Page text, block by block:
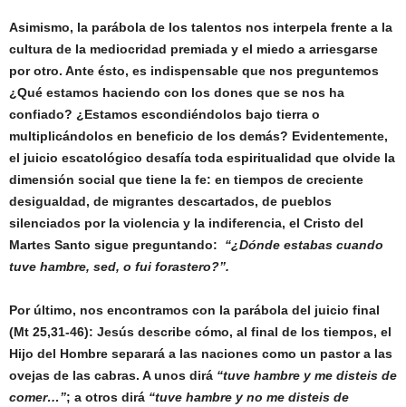
Asimismo, la parábola de los talentos nos interpela frente a la
cultura de la mediocridad premiada y el miedo a arriesgarse
por otro. Ante ésto, es indispensable que nos preguntemos
¿Qué estamos haciendo con los dones que se nos ha
confiado? ¿Estamos escondiéndolos bajo tierra o
multiplicándolos en beneficio de los demás? Evidentemente,
el juicio escatológico desafía toda espiritualidad que olvide la
dimensión social que tiene la fe: en tiempos de creciente
desigualdad, de migrantes descartados, de pueblos
silenciados por la violencia y la indiferencia, el Cristo del
Martes Santo sigue preguntando:
“¿Dónde estabas cuando
tuve hambre, sed, o fui forastero?”.
Por último, nos encontramos con la parábola del juicio final
(Mt 25,31-46): Jesús describe cómo, al final de los tiempos, el
Hijo del Hombre separará a las naciones como un pastor a las
ovejas de las cabras. A unos dirá “tuve hambre y me disteis de
comer…”; a otros dirá “tuve hambre y no me disteis de